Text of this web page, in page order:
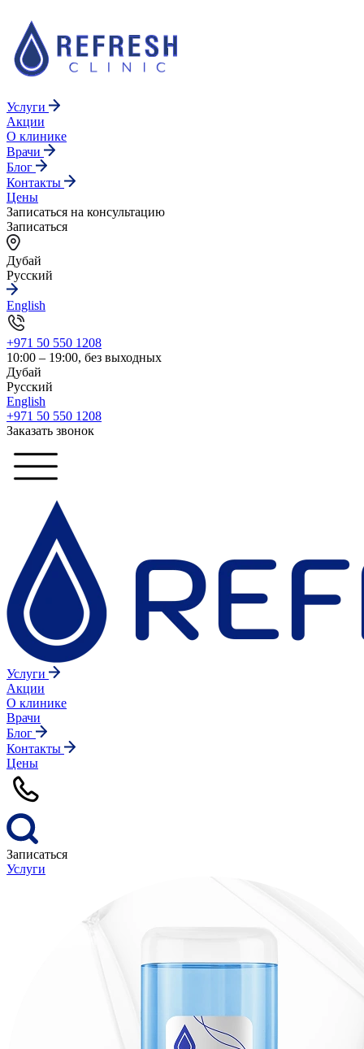
Услуги
Акции
О клинике
Врачи
Блог
Контакты
Цены
Записаться на консультацию
Записаться
Дубай
Русский
English
+971 50 550 1208
10:00 – 19:00, без выходных
Дубай
Русский
English
+971 50 550 1208
Заказать звонок
Услуги
Акции
О клинике
Врачи
Блог
Контакты
Цены
Записаться
Услуги